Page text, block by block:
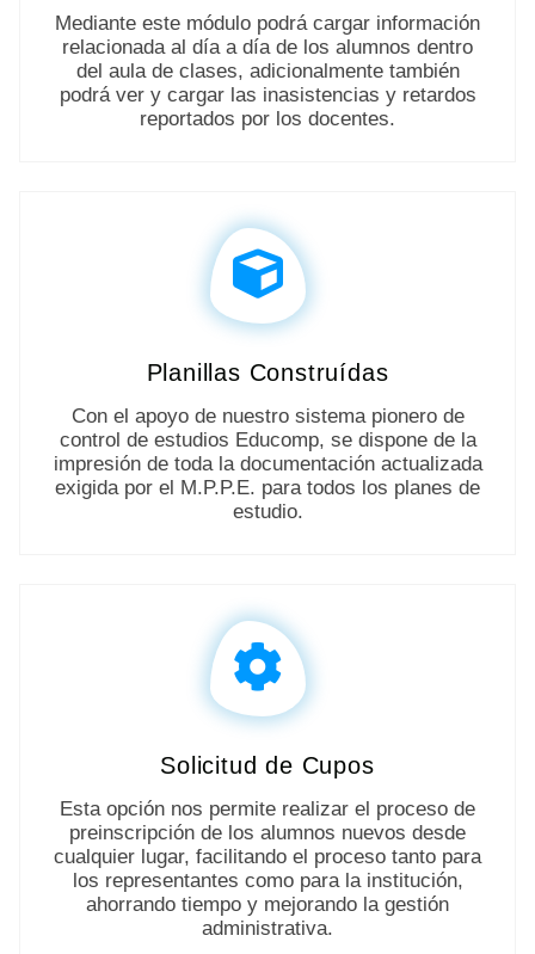
Mediante este módulo podrá cargar información
relacionada al día a día de los alumnos dentro
del aula de clases, adicionalmente también
podrá ver y cargar las inasistencias y retardos
reportados por los docentes.
Planillas Construídas
Con el apoyo de nuestro sistema pionero de
control de estudios Educomp, se dispone de la
impresión de toda la documentación actualizada
exigida por el M.P.P.E. para todos los planes de
estudio.
Solicitud de Cupos
Esta opción nos permite realizar el proceso de
preinscripción de los alumnos nuevos desde
cualquier lugar, facilitando el proceso tanto para
los representantes como para la institución,
ahorrando tiempo y mejorando la gestión
administrativa.